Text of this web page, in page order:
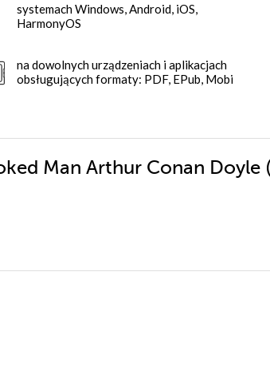
systemach Windows, Android, iOS,
HarmonyOS
na dowolnych urządzeniach i aplikacjach
obsługujących formaty: PDF, EPub, Mobi
Man Arthur Conan Doyle